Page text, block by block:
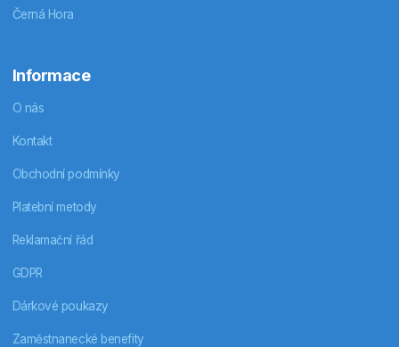
Černá Hora
Informace
O nás
Kontakt
Obchodní podmínky
Platební metody
Reklamační řád
GDPR
Dárkové poukazy
Zaměstnanecké benefity